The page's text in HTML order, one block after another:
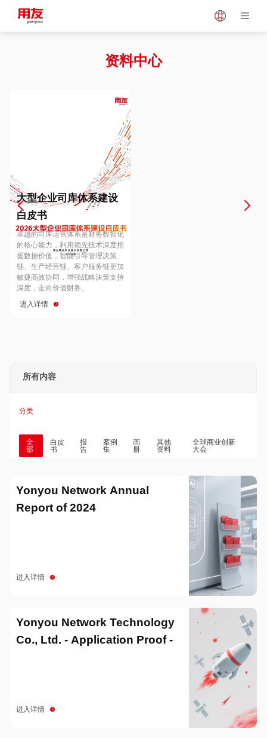
Vietnam
Europe
Hungary
Hong Kong
资料中心
大型企业司库体系建设
白皮书
卓越的司库运营体系是财务数智化
的核心能力，利用领先技术深度挖
掘数据价值，智能引导管理决策
链、生产经营链、客户服务链更加
敏捷高效协同，增强战略決策支持
深度，走向价值财务。
进入详情
所有内容
分类
全
部
白皮
书
报
告
案例
集
画
册
其他
资料
全球商业创新
大会
Yonyou Network Annual
Report of 2024
进入详情
Yonyou Network Technology
Co., Ltd. - Application Proof -
进入详情